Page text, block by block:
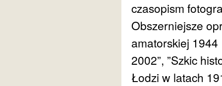
czasopism
Obszerniejsze
amatorskiej 1944
2002”, ”Szkic
Łodzi w latach